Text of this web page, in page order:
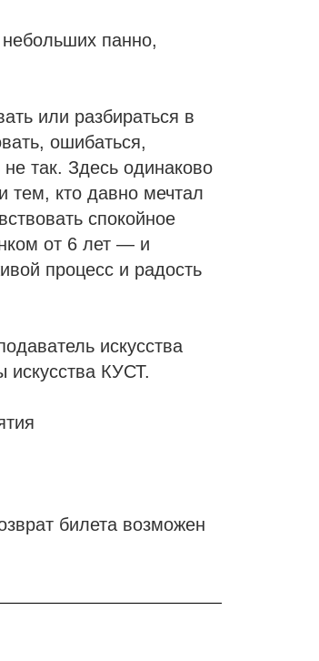
панно,
или разбираться в
ошибаться,
так. Здесь одинаково
тем, кто давно мечтал
спокойное
от 6 лет — и
процесс и радость
искусства
КУСТ.
билета возможен